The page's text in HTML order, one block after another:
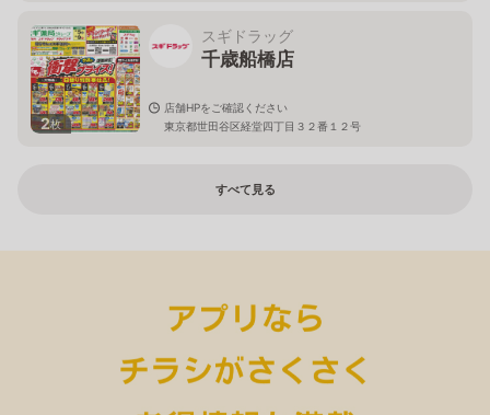
2枚
スギドラッグ
千歳船橋店
店舗HPをご確認ください
東京都世田谷区経堂四丁目３２番１２号
すべて見る